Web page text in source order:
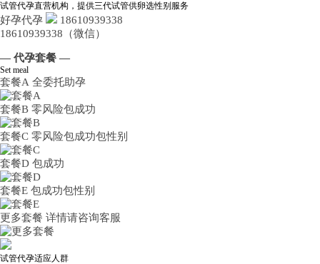
试管代孕直营机构，提供三代试管供卵选性别服务
好孕代孕
18610939338
18610939338（微信）
— 代孕套餐 —
Set meal
套餐A 全委托助孕
套餐B 零风险包成功
套餐C 零风险包成功包性别
套餐D 包成功
套餐E 包成功包性别
更多套餐 详情请咨询客服
试管代孕适应人群